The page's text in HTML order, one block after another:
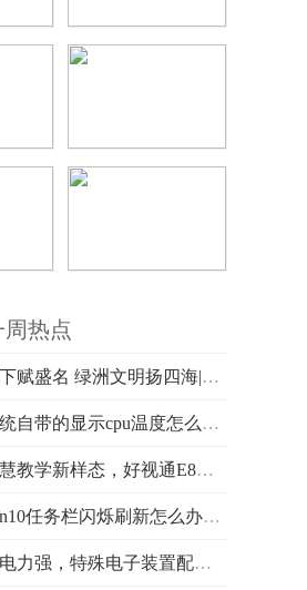
周热点
名 绿洲文明扬四海|坎儿井文明掀起数藏风波
带的显示cpu温度怎么看？系统自带的cpu检测怎么打
学新样态，好视通E8让教育更智慧
任务栏闪烁刷新怎么办？win10任务栏闪烁刷新的方法
特殊电子装置配备GP超霸特种电池续航更持久